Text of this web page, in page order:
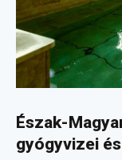
Észak-
gyógyvizei